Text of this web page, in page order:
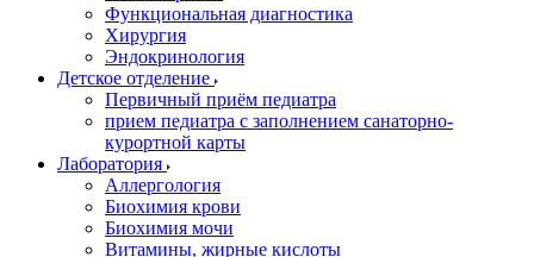
Функциональная диагностика
Хирургия
Эндокринология
Детское отделение
Первичный приём педиатра
прием педиатра с заполнением санаторно-
курортной карты
Лаборатория
Аллергология
Биохимия крови
Биохимия мочи
Витамины, жирные кислоты